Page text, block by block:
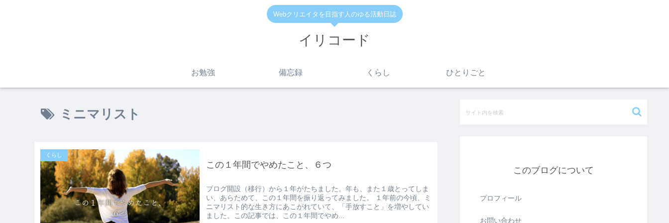
Webクリエイタを目指す人のゆる活動日誌
イリコード
お勉強 備忘録 くらし ひとりごと
ミニマリスト
くらし
この１年間でやめたこと、６つ
ブログ開設（移行）から１年がたちました。年も、また１歳とってしま
い、あらためて、この１年間を振り返ってみました。 １年前の今頃、ミ
ニマリスト的な生き方にあこがれていて、「手放すこと」を増やしてい
ました。この記事では、この１年間でやめ...
このブログについて
プロフィール
お問い合わせ